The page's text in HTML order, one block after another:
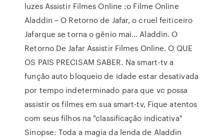
luzes Assistir Filmes Online :o Filme Online
Aladdin – O Retorno de Jafar, o cruel feiticeiro
Jafarque se torna o gênio mai… Aladdin. O
Retorno De Jafar Assistir Filmes Online. O QUE
OS PAIS PRECISAM SABER. Na smart-tv a
função auto bloqueio de idade estar desativada
por tempo indeterminado para que vc possa
assistir os filmes em sua smart-tv, Fique atentos
com seus filhos na "classificação indicativa"
Sinopse: Toda a magia da lenda de Aladdin